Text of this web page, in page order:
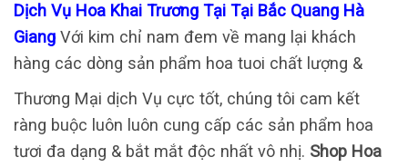
Dịch Vụ Hoa Khai Trương Tại Tại Bắc Quang Hà
Giang Với kim chỉ nam đem về mang lại khách
hàng các dòng sản phẩm hoa tuoi chất lượng &
Thương Mại dịch Vụ cực tốt, chúng tôi cam kết
ràng buộc luôn luôn cung cấp các sản phẩm hoa
tươi đa dạng & bắt mắt độc nhất vô nhị. Shop Hoa